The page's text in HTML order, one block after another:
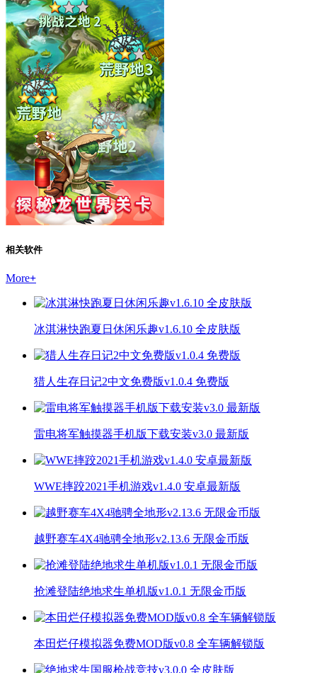
相关软件
More+
冰淇淋快跑夏日休闲乐趣v1.6.10 全皮肤版
猎人生存日记2中文免费版v1.0.4 免费版
雷电将军触摸器手机版下载安装v3.0 最新版
WWE摔跤2021手机游戏v1.4.0 安卓最新版
越野赛车4X4驰骋全地形v2.13.6 无限金币版
抢滩登陆绝地求生单机版v1.0.1 无限金币版
本田烂仔模拟器免费MOD版v0.8 全车辆解锁版